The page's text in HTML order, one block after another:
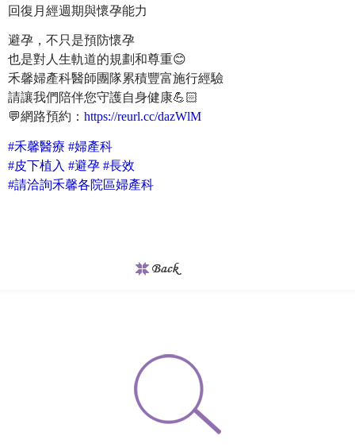
回復月經週期與懷孕能力
避孕，不只是預防懷孕
也是對人生軌道的規劃和尊重😊
禾馨婦產科醫師團隊累積豐富施行經驗
請讓我們陪伴您守護自身健康💪🏻
💬網路預約： https://reurl.cc/dazWlM
#禾馨醫療 #婦產科
#皮下植入 #避孕 #長效
#請洽詢禾馨各院區婦產科